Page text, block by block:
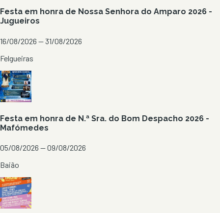
Festa em honra de Nossa Senhora do Amparo 2026 -
Jugueiros
16/08/2026 — 31/08/2026
Felgueiras
Festa em honra de N.ª Sra. do Bom Despacho 2026 -
Mafómedes
05/08/2026 — 09/08/2026
Baião